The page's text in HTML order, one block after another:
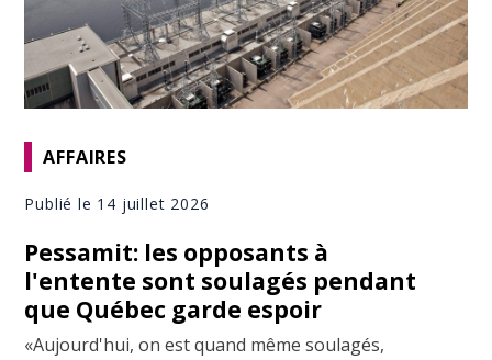
AFFAIRES
Publié le 14 juillet 2026
Pessamit: les opposants à
l'entente sont soulagés pendant
que Québec garde espoir
«Aujourd'hui, on est quand même soulagés,